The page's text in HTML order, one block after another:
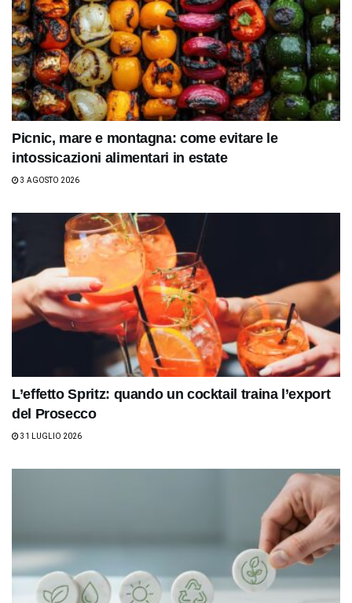
Picnic, mare e montagna: come evitare le
intossicazioni alimentari in estate
3 AGOSTO 2026
L’effetto Spritz: quando un cocktail traina l’export
del Prosecco
31 LUGLIO 2026